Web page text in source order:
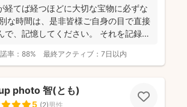
経てば経つほどに大切な宝物に必ずな
な時間は、是非皆様ご自身の目で直接
で、記憶してください。 それを記録す
率： 88% 最終アクティブ： 7日以内
photo 智(とも)
5 (2)男性